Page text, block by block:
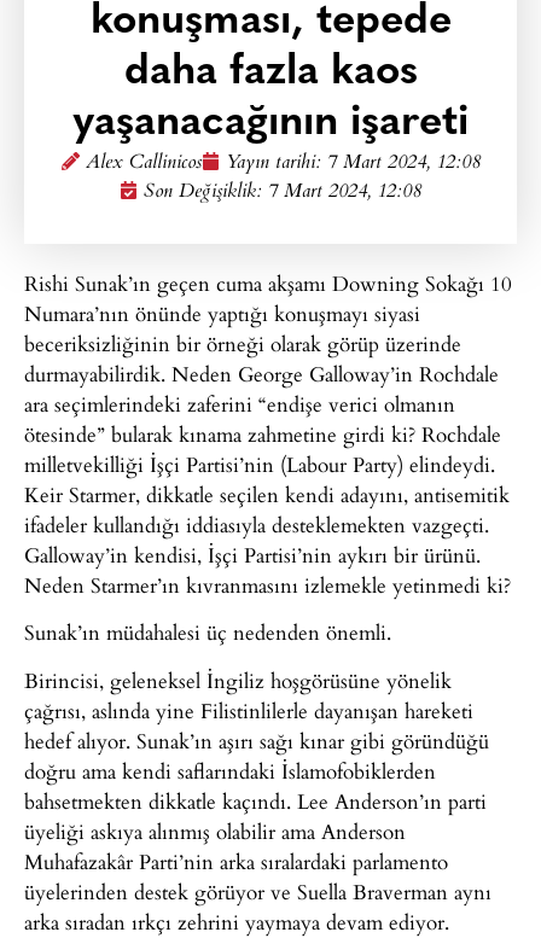
konuşması, tepede
daha fazla kaos
yaşanacağının işareti
Alex Callinicos Yayın tarihi: 7 Mart 2024, 12:08
Son Değişiklik: 7 Mart 2024, 12:08
Rishi Sunak’ın geçen cuma akşamı Downing Sokağı 10
Numara’nın önünde yaptığı konuşmayı siyasi
beceriksizliğinin bir örneği olarak görüp üzerinde
durmayabilirdik. Neden George Galloway’in Rochdale
ara seçimlerindeki zaferini “endişe verici olmanın
ötesinde” bularak kınama zahmetine girdi ki? Rochdale
milletvekilliği İşçi Partisi’nin (Labour Party) elindeydi.
Keir Starmer, dikkatle seçilen kendi adayını, antisemitik
ifadeler kullandığı iddiasıyla desteklemekten vazgeçti.
Galloway’in kendisi, İşçi Partisi’nin aykırı bir ürünü.
Neden Starmer’ın kıvranmasını izlemekle yetinmedi ki?
Sunak’ın müdahalesi üç nedenden önemli.
Birincisi, geleneksel İngiliz hoşgörüsüne yönelik
çağrısı, aslında yine Filistinlilerle dayanışan hareketi
hedef alıyor. Sunak’ın aşırı sağı kınar gibi göründüğü
doğru ama kendi saflarındaki İslamofobiklerden
bahsetmekten dikkatle kaçındı. Lee Anderson’ın parti
üyeliği askıya alınmış olabilir ama Anderson
Muhafazakâr Parti’nin arka sıralardaki parlamento
üyelerinden destek görüyor ve Suella Braverman aynı
arka sıradan ırkçı zehrini yaymaya devam ediyor.